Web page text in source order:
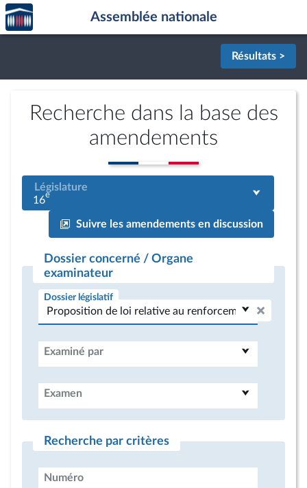
Aller au contenu
Aller en bas de la page
Accèder
à la
page
Assemblée nationale
Résultats >
Recherche dans la base des
amendements
Législature
16e
Suivre les amendements en discussion
Dossier concerné / Organe
examinateur
Dossier législatif
Examiné par
Examen
Recherche par critères
Numéro